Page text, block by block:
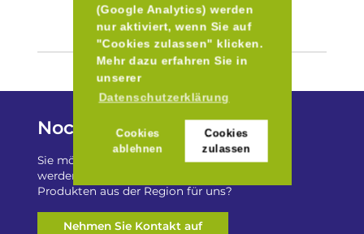
(Google Analytics) werden
nur aktiviert, wenn Sie auf
"Cookies zulassen" klicken.
Mehr dazu erfahren Sie in
unserer
Datenschutzerklärung
Cookies
ablehnen
Cookies
zulassen
Noch Fragen?
Sie möchten auf „Besser Regional“ gelistet
werden? Oder haben Sie einen Freizeittip zu
Produkten aus der Region für uns?
Nehmen Sie Kontakt auf